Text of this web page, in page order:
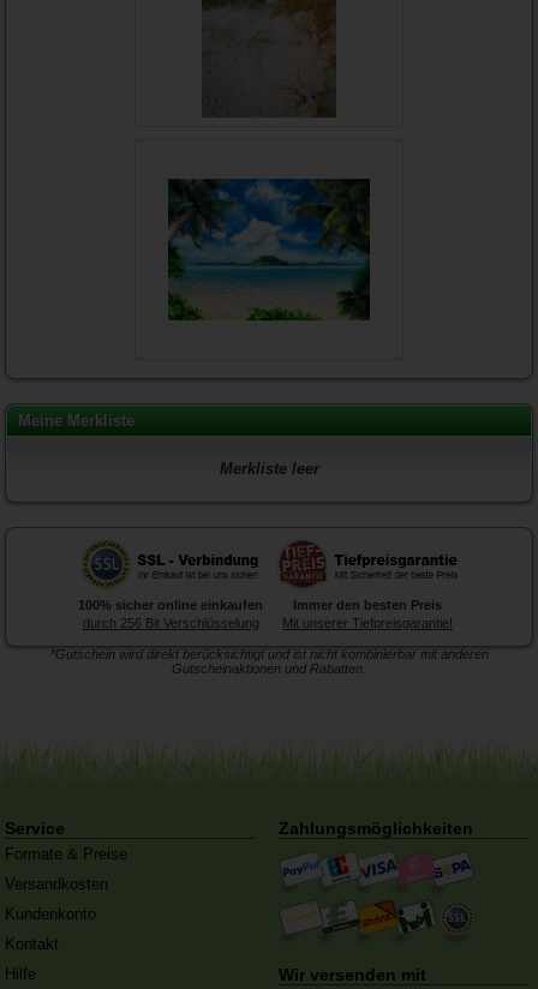
Meine Merkliste
Merkliste leer
100% sicher online einkaufen
durch 256 Bit Verschlüsselung
Immer den besten Preis
Mit unserer Tiefpreisgarantie!
*Gutschein wird direkt berücksichtigt und ist nicht kombinierbar mit anderen
Gutscheinaktionen und Rabatten.
Service
Formate & Preise
Versandkosten
Kundenkonto
Kontakt
Hilfe
Zahlungsmöglichkeiten
Wir versenden mit